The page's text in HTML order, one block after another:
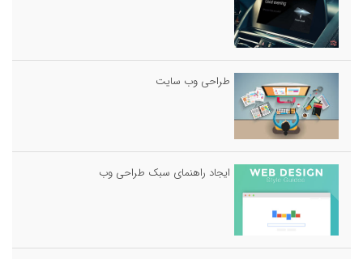
طراحی وب سایت
ایجاد راهنمای سبک طراحی وب